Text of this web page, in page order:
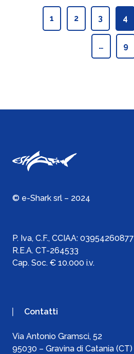
1 2 3 4
… 9
© e-Shark srl – 2024
P. Iva, C.F., CCIAA: 03954260877
R.E.A. CT-264533
Cap. Soc. € 10.000 i.v.
Contatti
Via Antonio Gramsci, 52
95030 – Gravina di Catania (CT)